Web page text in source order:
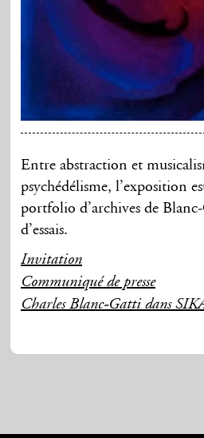
Entre abstraction et
psychédélisme, l’exposition
portfolio d’archives de
d’essais.
Invitation
Communiqué de presse
Charles Blanc-Gatti dans